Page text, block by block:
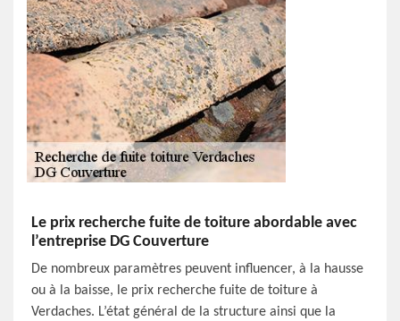
Le prix recherche fuite de toiture abordable avec
l’entreprise DG Couverture
De nombreux paramètres peuvent influencer, à la hausse
ou à la baisse, le prix recherche fuite de toiture à
Verdaches. L’état général de la structure ainsi que la